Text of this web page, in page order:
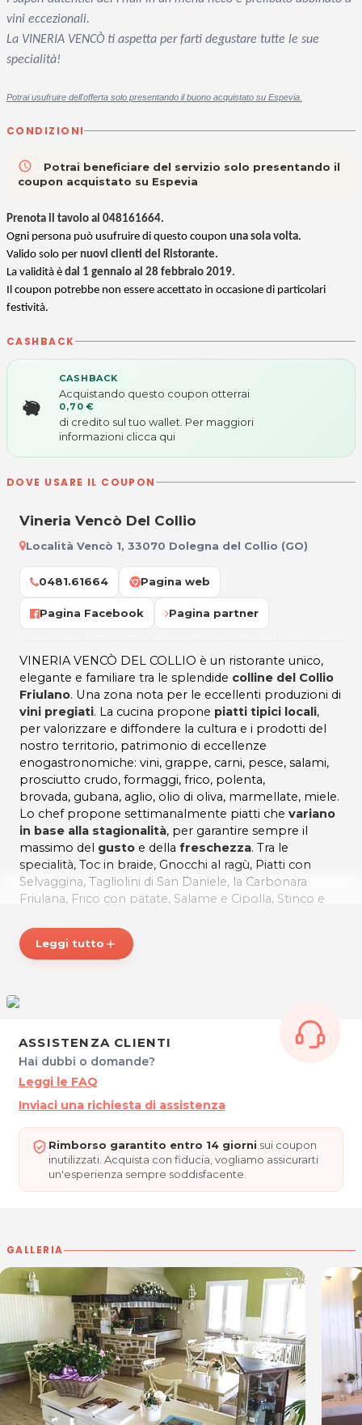
vini eccezionali.
La VINERIA VENCÒ ti aspetta per farti degustare tutte le sue
specialità!
Potrai usufruire dell'offerta solo presentando il buono acquistato su Espevia.
CONDIZIONI
access_time
Potrai beneficiare del servizio solo presentando il
coupon acquistato su Espevia
Prenota il tavolo al 048161664.
Ogni persona può usufruire di questo coupon una sola volta.
Valido solo per nuovi clienti del Ristorante.
La validità è dal 1 gennaio al 28 febbraio 2019.
Il coupon potrebbe non essere accettato in occasione di particolari
festività.
CASHBACK
CASHBACK
Acquistando questo coupon otterrai
0,70 €
di credito sul tuo wallet. Per maggiori
informazioni clicca qui
DOVE USARE IL COUPON
Vineria Vencò Del Collio
Località Vencò 1, 33070 Dolegna del Collio (GO)
0481.61664 Pagina web
Pagina Facebook Pagina partner
VINERIA VENCÒ DEL COLLIO è un ristorante unico,
elegante e familiare tra le splendide colline del Collio
Friulano. Una zona nota per le eccellenti produzioni di
vini pregiati. La cucina propone piatti tipici locali,
per valorizzare e diffondere la cultura e i prodotti del
nostro territorio, patrimonio di eccellenze
enogastronomiche: vini, grappe, carni, pesce, salami,
prosciutto crudo, formaggi, frico, polenta,
brovada, gubana, aglio, olio di oliva, marmellate, miele.
Lo chef propone settimanalmente piatti che variano
in base alla stagionalità, per garantire sempre il
massimo del gusto e della freschezza. Tra le
specialità, Toc in braide, Gnocchi al ragù, Piatti con
Selvaggina, Tagliolini di San Daniele, la Carbonara
Friulana, Frico con patate, Salame e Cipolla, Stinco e
dimenticare le ottime carni alla brace tra cui spicca la
costata di manzo biologico
punto
venditadove potete trovare molti
friulani.
VINERIA VENCÒ DEL COLLIO, le migliori eccellenze
enogastronomiche della nostra terra, tra le suggestive
colline del Collio Friulano!
ORARI
Lunedì, Martedì Giovedì, Venerdì, Sabato e Domenica:
VINERIA VENCÒ DEL COLLIO
Località Vencò, 1
34070 Dolegna del Collio (GO)
Tel. 0481 61664
P.IVA 002888620305
Per ulteriori informazioni sull'offerta o sulle modalità di
acquisto scrivi aposta@espevia.it.
Leggi tutto add
ASSISTENZA CLIENTI
Hai dubbi o domande?
Leggi le FAQ
Inviaci una richiesta di assistenza
Rimborso garantito entro 14 giorni sui coupon
inutilizzati. Acquista con fiducia, vogliamo assicurarti
un'esperienza sempre soddisfacente.
GALLERIA